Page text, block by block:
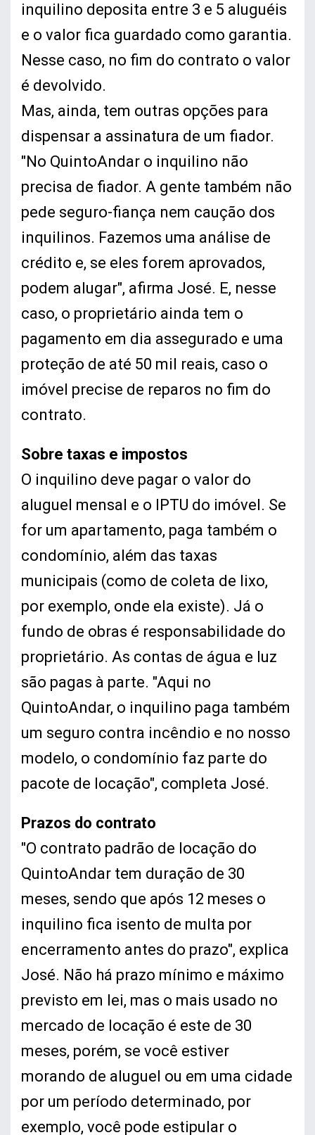
inquilino deposita entre 3 e 5 aluguéis
e o valor fica guardado como garantia.
Nesse caso, no fim do contrato o valor
é devolvido.
Mas, ainda, tem outras opções para
dispensar a assinatura de um fiador.
"No QuintoAndar o inquilino não
precisa de fiador. A gente também não
pede seguro-fiança nem caução dos
inquilinos. Fazemos uma análise de
crédito e, se eles forem aprovados,
podem alugar", afirma José. E, nesse
caso, o proprietário ainda tem o
pagamento em dia assegurado e uma
proteção de até 50 mil reais, caso o
imóvel precise de reparos no fim do
contrato.
Sobre taxas e impostos
O inquilino deve pagar o valor do
aluguel mensal e o IPTU do imóvel. Se
for um apartamento, paga também o
condomínio, além das taxas
municipais (como de coleta de lixo,
por exemplo, onde ela existe). Já o
fundo de obras é responsabilidade do
proprietário. As contas de água e luz
são pagas à parte. "Aqui no
QuintoAndar, o inquilino paga também
um seguro contra incêndio e no nosso
modelo, o condomínio faz parte do
pacote de locação", completa José.
Prazos do contrato
"O contrato padrão de locação do
QuintoAndar tem duração de 30
meses, sendo que após 12 meses o
inquilino fica isento de multa por
encerramento antes do prazo", explica
José. Não há prazo mínimo e máximo
previsto em lei, mas o mais usado no
mercado de locação é este de 30
meses, porém, se você estiver
morando de aluguel ou em uma cidade
por um período determinado, por
exemplo, você pode estipular o